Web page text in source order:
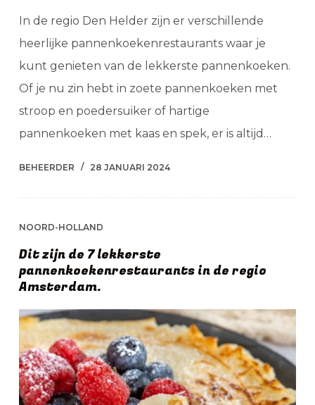
In de regio Den Helder zijn er verschillende
heerlijke pannenkoekenrestaurants waar je
kunt genieten van de lekkerste pannenkoeken.
Of je nu zin hebt in zoete pannenkoeken met
stroop en poedersuiker of hartige
pannenkoeken met kaas en spek, er is altijd…
BEHEERDER 28 JANUARI 2024
NOORD-HOLLAND
Dit zijn de 7 lekkerste
pannenkoekenrestaurants in de regio
Amsterdam.